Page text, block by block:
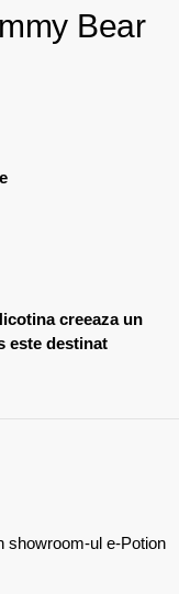
Bear
creeaza un
este destinat
showroom-ul e-Potion